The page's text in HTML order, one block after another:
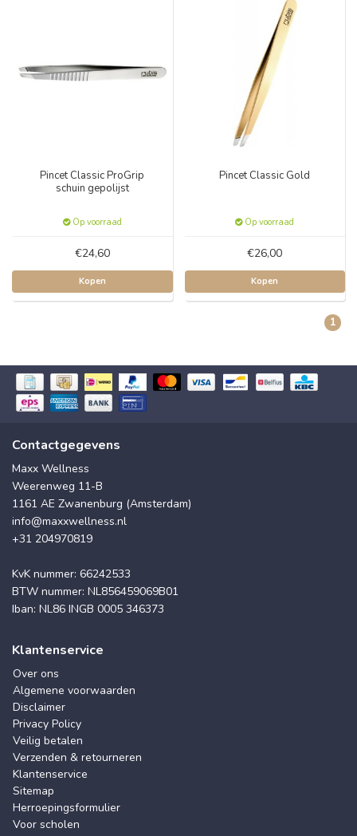
Pincet Classic ProGrip
schuin gepolijst
Op voorraad
€24,60
Kopen
Pincet Classic Gold
Op voorraad
€26,00
Kopen
1
Contactgegevens
Maxx Wellness
Weerenweg 11-B
1161 AE Zwanenburg (Amsterdam)
info@maxxwellness.nl
+31 204970819
KvK nummer: 66242533
BTW nummer: NL856459069B01
Iban: NL86 INGB 0005 346373
Klantenservice
Over ons
Algemene voorwaarden
Disclaimer
Privacy Policy
Veilig betalen
Verzenden & retourneren
Klantenservice
Sitemap
Herroepingsformulier
Voor scholen